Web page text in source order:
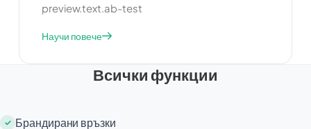
кампании и да вземате решения, базирани на
маркетингови усилия.
preview.text.ab-test
Научи повече
Всички функции
Брандирани връзки